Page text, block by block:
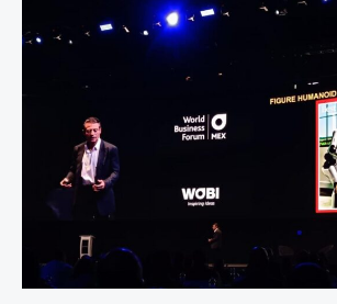
tóxico
empresas